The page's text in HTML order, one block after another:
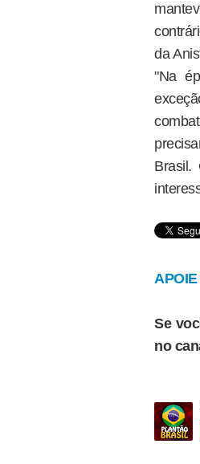
da
"Na
Brasil.
Se
no